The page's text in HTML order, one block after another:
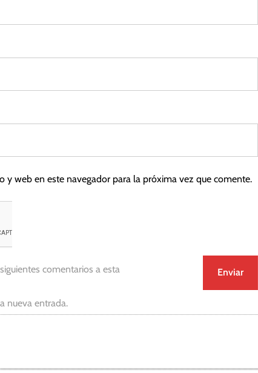
y web en este navegador para la próxima vez que comente.
comentarios a esta
nueva entrada.